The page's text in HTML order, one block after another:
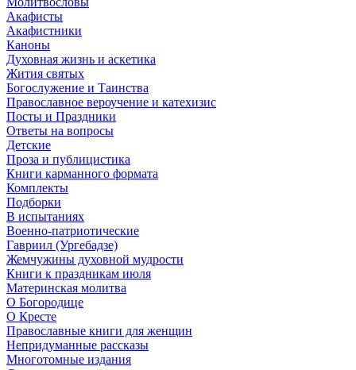
Акафисты
Акафистники
Каноны
Духовная жизнь и аскетика
Жития святых
Богослужение и Таинства
Православное вероучение и катехизис
Посты и Праздники
Ответы на вопросы
Детские
Проза и публицистика
Книги карманного формата
Комплекты
Подборки
В испытаниях
Военно-патриотические
Гавриил (Ургебадзе)
Жемчужины духовной мудрости
Книги к праздникам июля
Материнская молитва
О Богородице
О Кресте
Православные книги для женщин
Непридуманные рассказы
Многотомные издания